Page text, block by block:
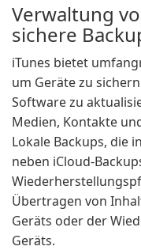
Verwaltung
sichere
iTunes bietet
um Geräte zu
Software zu
Medien, Kontakte
Lokale Backups, die
neben iCloud-
Übertragen von
Geräts oder der
Geräts.